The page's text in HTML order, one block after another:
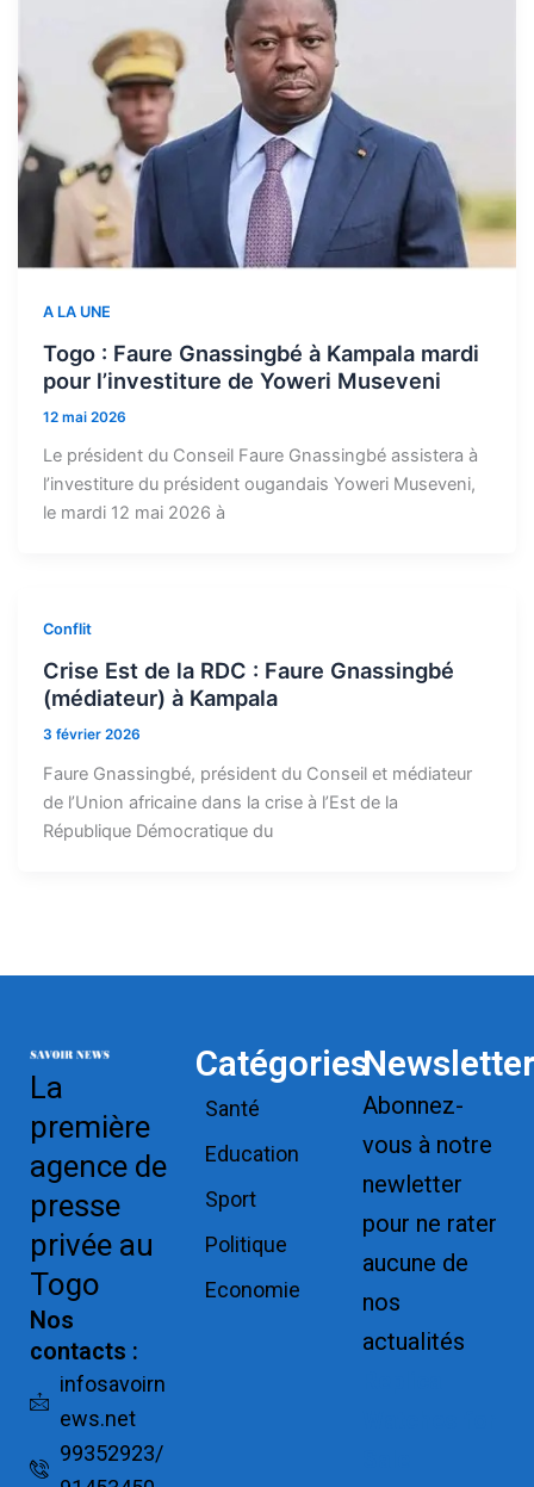
A LA UNE
Togo : Faure Gnassingbé à Kampala mardi
pour l’investiture de Yoweri Museveni
12 mai 2026
Le président du Conseil Faure Gnassingbé assistera à
l’investiture du président ougandais Yoweri Museveni,
le mardi 12 mai 2026 à
Conflit
Crise Est de la RDC : Faure Gnassingbé
(médiateur) à Kampala
3 février 2026
Faure Gnassingbé, président du Conseil et médiateur
de l’Union africaine dans la crise à l’Est de la
République Démocratique du
La
première
agence de
presse
privée au
Togo
Nos
contacts :
infosavoirn
ews.net
99352923/
Catégories
Santé
Education
Sport
Politique
Economie
Newsletter
Abonnez-
vous à notre
newletter
pour ne rater
aucune de
nos
actualités